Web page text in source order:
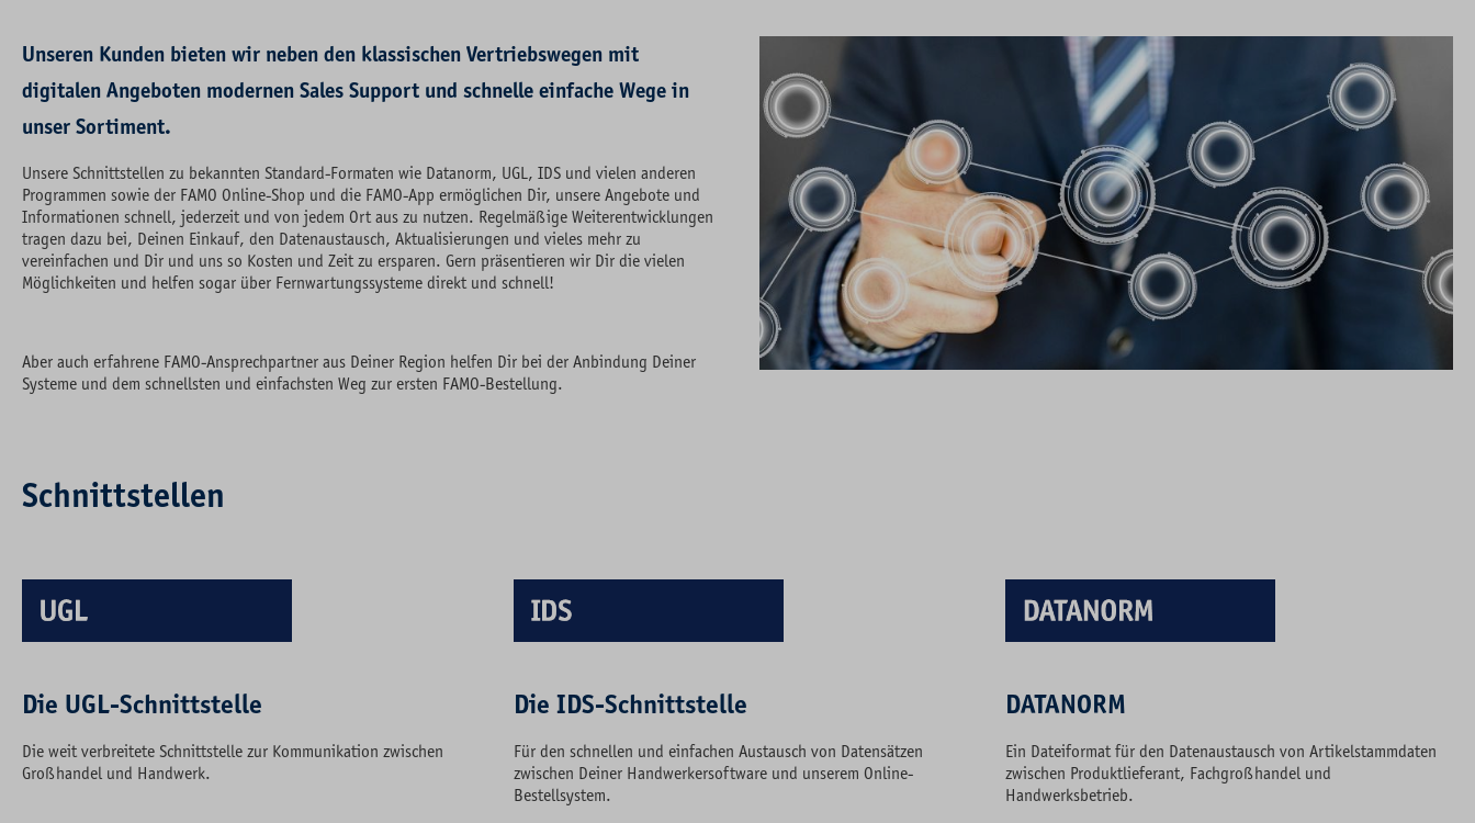
Unseren Kunden bieten wir neben den klassischen Vertriebswegen mit
digitalen Angeboten modernen Sales Support und schnelle einfache Wege in
unser Sortiment.
Unsere Schnittstellen zu bekannten Standard-Formaten wie Datanorm, UGL, IDS und vielen anderen
Programmen sowie der FAMO Online-Shop und die FAMO-App ermöglichen Dir, unsere Angebote und
Informationen schnell, jederzeit und von jedem Ort aus zu nutzen. Regelmäßige Weiterentwicklungen
tragen dazu bei, Deinen Einkauf, den Datenaustausch, Aktualisierungen und vieles mehr zu
vereinfachen und Dir und uns so Kosten und Zeit zu ersparen. Gern präsentieren wir Dir die vielen
Möglichkeiten und helfen sogar über Fernwartungssysteme direkt und schnell!
Aber auch erfahrene FAMO-Ansprechpartner aus Deiner Region helfen Dir bei der Anbindung Deiner
Systeme und dem schnellsten und einfachsten Weg zur ersten FAMO-Bestellung.
Schnittstellen
Die UGL-Schnittstelle
Die weit verbreitete Schnittstelle zur Kommunikation zwischen
Großhandel und Handwerk.
Die IDS-Schnittstelle
Für den schnellen und einfachen Austausch von Datensätzen
zwischen Deiner Handwerkersoftware und unserem Online-
Bestellsystem.
DATANORM
Ein Dateiformat für den Datenaustausch von Artikelstammdaten
zwischen Produktlieferant, Fachgroßhandel und
Handwerksbetrieb.